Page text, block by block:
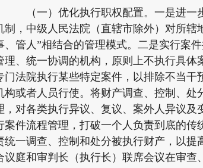
（一）优化执行职权配置。一是进一步
制，中级人民法院（直辖市除外）对所
、管人”相结合的管理模式。二是实行案
理、统一协调的机构，原则上不执行具
门法院执行某些特定案件，以排除不当
构或者人员行使。将财产调查、控制、
，对各类执行异议、复议、案外人异议
案件流程管理，打破一个人负责到底的
统一调查、控制和处分被执行财产，以
议庭和审判长（执行长）联席会议在审查